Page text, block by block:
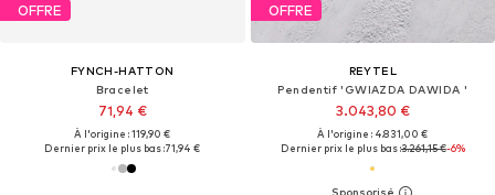
OFFRE
FYNCH-HATTON
Bracelet
71,94 €
À l'origine : 119,90 €
Dernier prix le plus bas :71,94 €
OFFRE
REYTEL
Pendentif 'GWIAZDA DAWIDA '
3.043,80 €
À l'origine : 4.831,00 €
Dernier prix le plus bas :3.261,15 €-6%